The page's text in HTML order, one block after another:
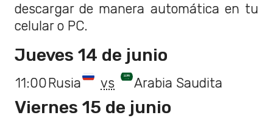
descargar de manera automática en tu
celular o PC.
Jueves 14 de junio
11:00Rusia vs Arabia Saudita
Viernes 15 de junio